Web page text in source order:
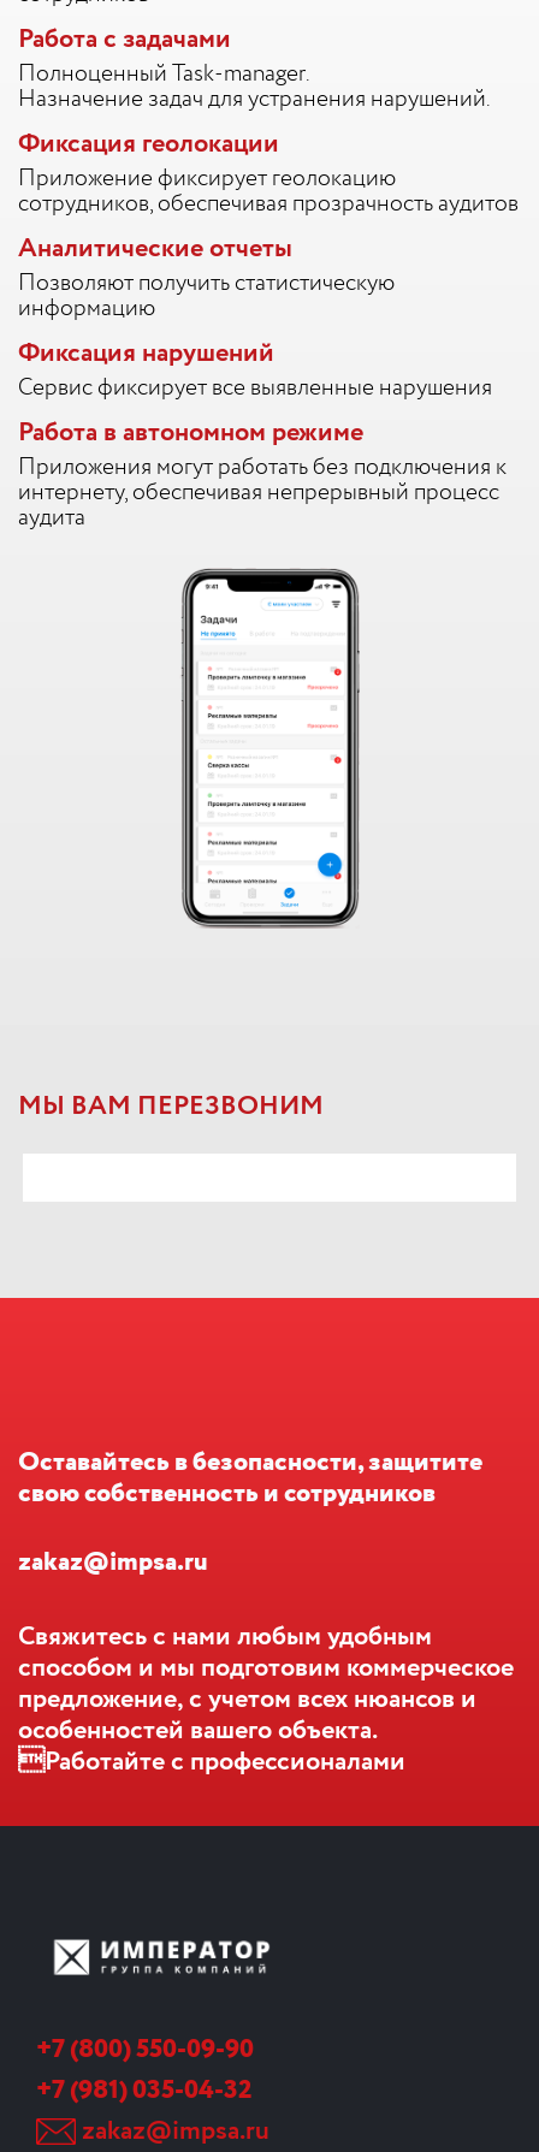
Работа с задачами
Полноценный Task-manager.
Назначение задач для устранения нарушений.
Фиксация геолокации
Приложение фиксирует геолокацию
сотрудников, обеспечивая прозрачность аудитов
Аналитические отчеты
Позволяют получить статистическую
информацию
Фиксация нарушений
Сервис фиксирует все выявленные нарушения
Работа в автономном режиме
Приложения могут работать без подключения к
интернету, обеспечивая непрерывный процесс
аудита
МЫ ВАМ ПЕРЕЗВОНИМ
Оставайтесь в безопасности, защитите
свою собственность и сотрудников
zakaz@impsa.ru
Свяжитесь с нами любым удобным
способом и мы подготовим коммерческое
предложение, с учетом всех нюансов и
особенностей вашего объекта.
Работайте с профессионалами
+7 (800) 550-09-90
+7 (981) 035-04-32
zakaz@impsa.ru